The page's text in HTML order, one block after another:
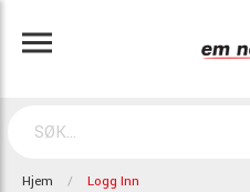
Hjem Logg Inn